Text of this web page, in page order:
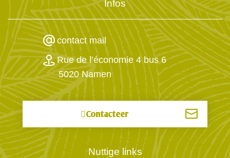
Infos
contact mail
Rue de l’économie 4 bus 6
5020 Namen
Contacteer
Nuttige links